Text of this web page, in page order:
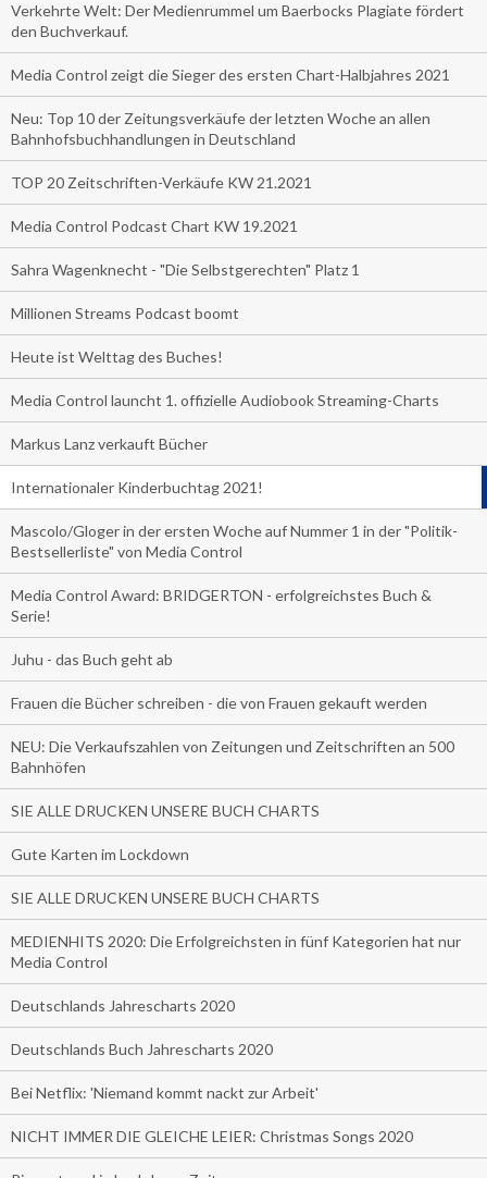
Verkehrte Welt: Der Medienrummel um Baerbocks Plagiate fördert
den Buchverkauf.
Media Control zeigt die Sieger des ersten Chart-Halbjahres 2021
Neu: Top 10 der Zeitungsverkäufe der letzten Woche an allen
Bahnhofsbuchhandlungen in Deutschland
TOP 20 Zeitschriften-Verkäufe KW 21.2021
Media Control Podcast Chart KW 19.2021
Sahra Wagenknecht - "Die Selbstgerechten" Platz 1
Millionen Streams Podcast boomt
Heute ist Welttag des Buches!
Media Control launcht 1. offizielle Audiobook Streaming-Charts
Markus Lanz verkauft Bücher
Internationaler Kinderbuchtag 2021!
Mascolo/Gloger in der ersten Woche auf Nummer 1 in der "Politik-
Bestsellerliste" von Media Control
Media Control Award: BRIDGERTON - erfolgreichstes Buch &
Serie!
Juhu - das Buch geht ab
Frauen die Bücher schreiben - die von Frauen gekauft werden
NEU: Die Verkaufszahlen von Zeitungen und Zeitschriften an 500
Bahnhöfen
SIE ALLE DRUCKEN UNSERE BUCH CHARTS
Gute Karten im Lockdown
SIE ALLE DRUCKEN UNSERE BUCH CHARTS
MEDIENHITS 2020: Die Erfolgreichsten in fünf Kategorien hat nur
Media Control
Deutschlands Jahrescharts 2020
Deutschlands Buch Jahrescharts 2020
Bei Netflix: 'Niemand kommt nackt zur Arbeit'
NICHT IMMER DIE GLEICHE LEIER: Christmas Songs 2020